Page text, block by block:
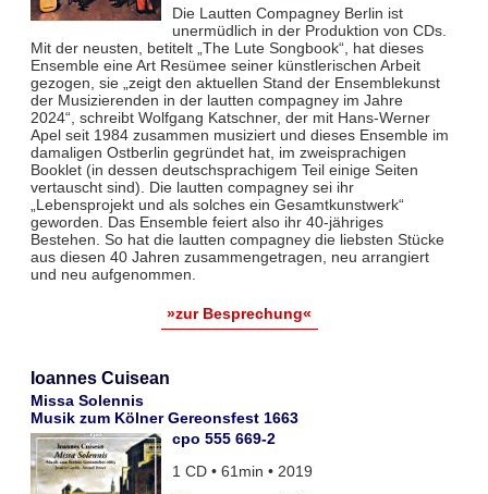
Die Lautten Compagney Berlin ist
unermüdlich in der Produktion von CDs.
Mit der neusten, betitelt „The Lute Songbook“, hat dieses
Ensemble eine Art Resümee seiner künstlerischen Arbeit
gezogen, sie „zeigt den aktuellen Stand der Ensemblekunst
der Musizierenden in der lautten compagney im Jahre
2024“, schreibt Wolfgang Katschner, der mit Hans-Werner
Apel seit 1984 zusammen musiziert und dieses Ensemble im
damaligen Ostberlin gegründet hat, im zweisprachigen
Booklet (in dessen deutschsprachigem Teil einige Seiten
vertauscht sind). Die lautten compagney sei ihr
„Lebensprojekt und als solches ein Gesamtkunstwerk“
geworden. Das Ensemble feiert also ihr 40-jähriges
Bestehen. So hat die lautten compagney die liebsten Stücke
aus diesen 40 Jahren zusammengetragen, neu arrangiert
und neu aufgenommen.
»zur Besprechung«
Ioannes Cuisean
Missa Solennis
Musik zum Kölner Gereonsfest 1663
cpo 555 669-2
1 CD • 61min • 2019